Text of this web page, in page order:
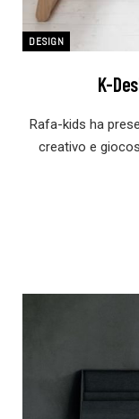
DESIGN
K-
Rafa-kids ha
creativo e